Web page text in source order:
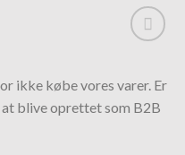
ikke købe vores varer. Er
at blive oprettet som B2B